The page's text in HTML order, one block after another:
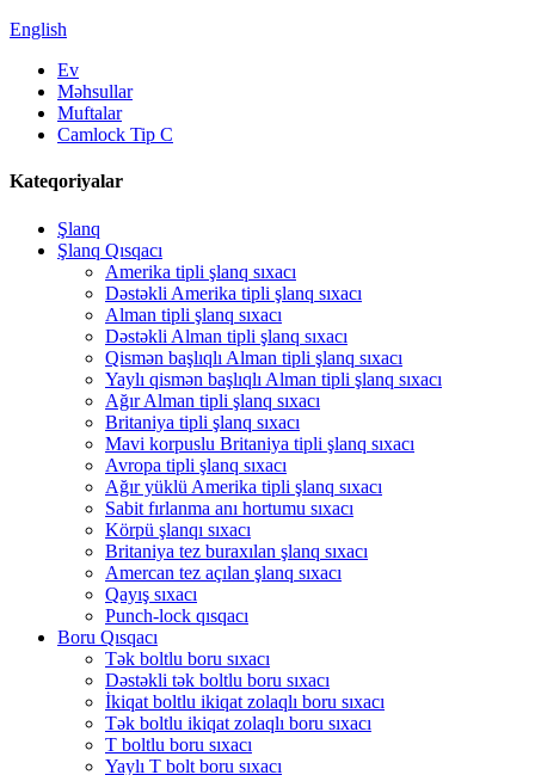
English
Ev
Məhsullar
Muftalar
Camlock Tip C
Kateqoriyalar
Şlanq
Şlanq Qısqacı
Amerika tipli şlanq sıxacı
Dəstəkli Amerika tipli şlanq sıxacı
Alman tipli şlanq sıxacı
Dəstəkli Alman tipli şlanq sıxacı
Qismən başlıqlı Alman tipli şlanq sıxacı
Yaylı qismən başlıqlı Alman tipli şlanq sıxacı
Ağır Alman tipli şlanq sıxacı
Britaniya tipli şlanq sıxacı
Mavi korpuslu Britaniya tipli şlanq sıxacı
Avropa tipli şlanq sıxacı
Ağır yüklü Amerika tipli şlanq sıxacı
Sabit fırlanma anı hortumu sıxacı
Körpü şlanqı sıxacı
Britaniya tez buraxılan şlanq sıxacı
Amercan tez açılan şlanq sıxacı
Qayış sıxacı
Punch-lock qısqacı
Boru Qısqacı
Tək boltlu boru sıxacı
Dəstəkli tək boltlu boru sıxacı
İkiqat boltlu ikiqat zolaqlı boru sıxacı
Tək boltlu ikiqat zolaqlı boru sıxacı
T boltlu boru sıxacı
Yaylı T bolt boru sıxacı